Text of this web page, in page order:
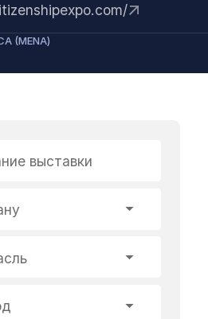
(MENA)
выставки